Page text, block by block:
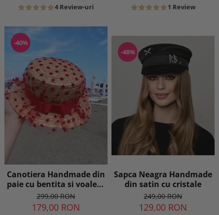
4 Review-uri 1 Review
-40%
Canotiera Handmade din
paie cu bentita si voaleta
cu Stele Rosii
299,00 RON
179,00 RON
-48%
Sapca Neagra Handmade
din satin cu cristale
249,00 RON
129,00 RON